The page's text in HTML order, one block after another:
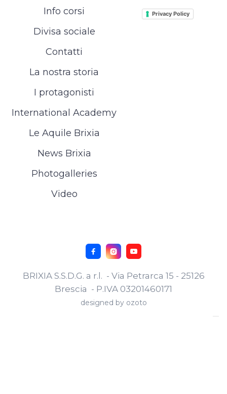
Info corsi
Divisa sociale
Contatti
La nostra storia
I protagonisti
International Academy
Le Aquile Brixia
News Brixia
Photogalleries
Video
Privacy Policy
BRIXIA S.S.D.G. a r.l. - Via Petrarca 15 - 25126
Brescia - P.IVA 03201460171
designed by ozoto
  